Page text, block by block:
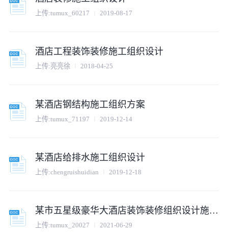
上传:tumux_60217 2019-08-17
酒店工程装饰装修施工组织设计
上传:亮亮徐 2018-04-25
某酒店钢结构施工组织方案
上传:tumux_71197 2019-12-14
某酒店给排水施工组织设计
上传:chengruishuidian 2019-12-18
某市五星级豪华大酒店装饰装修组织设计施工方案
上传:tumux_20027 2021-06-29